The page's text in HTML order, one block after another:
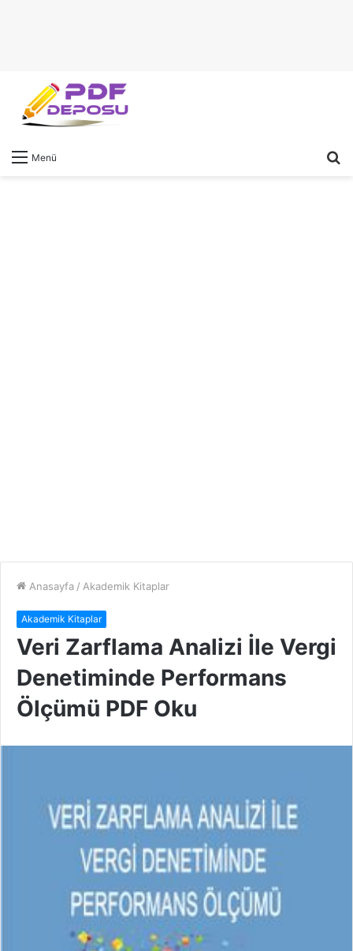
Menü
Anasayfa / Akademik Kitaplar
Akademik Kitaplar
Veri Zarflama Analizi İle Vergi
Denetiminde Performans
Ölçümü PDF Oku